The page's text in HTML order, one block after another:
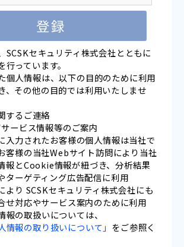
SCSKセキュリティ株式会社とともに
っています。
個人情報は、以下の目的のために利用
、その他の目的では利用いたしませ
するご連絡
ービス情報等のご案内
入力されたお客様の個人情報は当社で
客様の当社Webサイト訪問により当社
報とCookie情報が紐づき、分析結果
ターゲティング広告配信に利用
より SCSKセキュリティ株式会社にも
せ対応やサービス案内のために利用
の取扱いについては、
情報の取り扱いについて」 をご参照く